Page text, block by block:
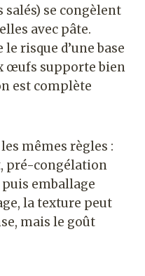
salés) se congèlent
avec pâte.
risque d’une base
œufs supporte bien
est complète
mêmes règles :
pré-congélation
emballage
la texture peut
mais le goût